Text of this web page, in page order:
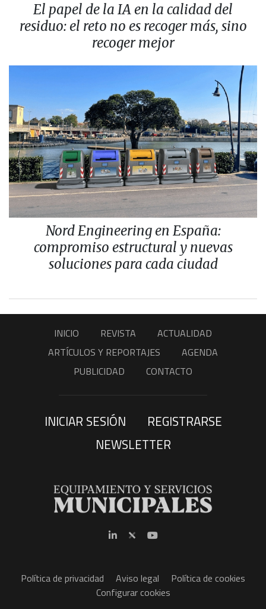
El papel de la IA en la calidad del
residuo: el reto no es recoger más, sino
recoger mejor
Nord Engineering en España:
compromiso estructural y nuevas
soluciones para cada ciudad
INICIO REVISTA
ACTUALIDAD
ARTÍCULOS Y REPORTAJES
AGENDA
PUBLICIDAD
CONTACTO
INICIAR SESIÓN
REGISTRARSE
NEWSLETTER
Política de privacidad Aviso legal
Política de cookies
Configurar cookies